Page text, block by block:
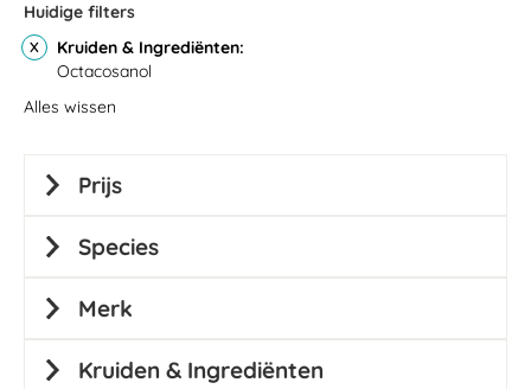
Huidige filters
Kruiden & Ingrediënten
Octacosanol
Alles wissen
Prijs
Species
Merk
Kruiden & Ingrediënten